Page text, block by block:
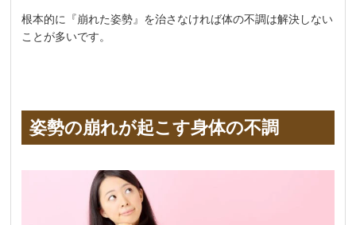
根本的に『崩れた姿勢』を治さなければ体の不調は解決しない
ことが多いです。
姿勢の崩れが起こす身体の不調